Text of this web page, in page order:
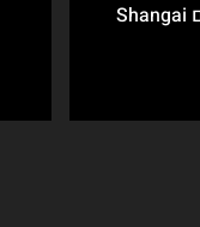
שולחן לפינת אוכל דגם Shangai